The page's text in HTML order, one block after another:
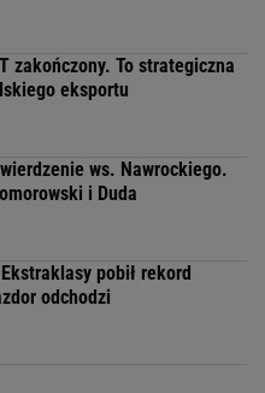
zakończony. To strategiczna
eksportu
ws. Nawrockiego.
i Duda
pobił rekord
odchodzi